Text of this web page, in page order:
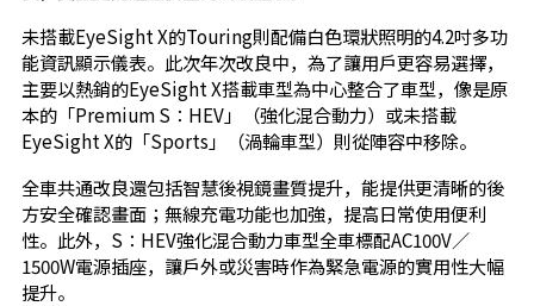
未搭載EyeSight X的Touring則配備白色環狀照明的4.2吋多功
能資訊顯示儀表。此次年次改良中，為了讓用戶更容易選擇，
主要以熱銷的EyeSight X搭載車型為中心整合了車型，像是原
本的「Premium S：HEV」（強化混合動力）或未搭載
EyeSight X的「Sports」（渦輪車型）則從陣容中移除。
全車共通改良還包括智慧後視鏡畫質提升，能提供更清晰的後
方安全確認畫面；無線充電功能也加強，提高日常使用便利
性。此外，S：HEV強化混合動力車型全車標配AC100V／
1500W電源插座，讓戶外或災害時作為緊急電源的實用性大幅
提升。